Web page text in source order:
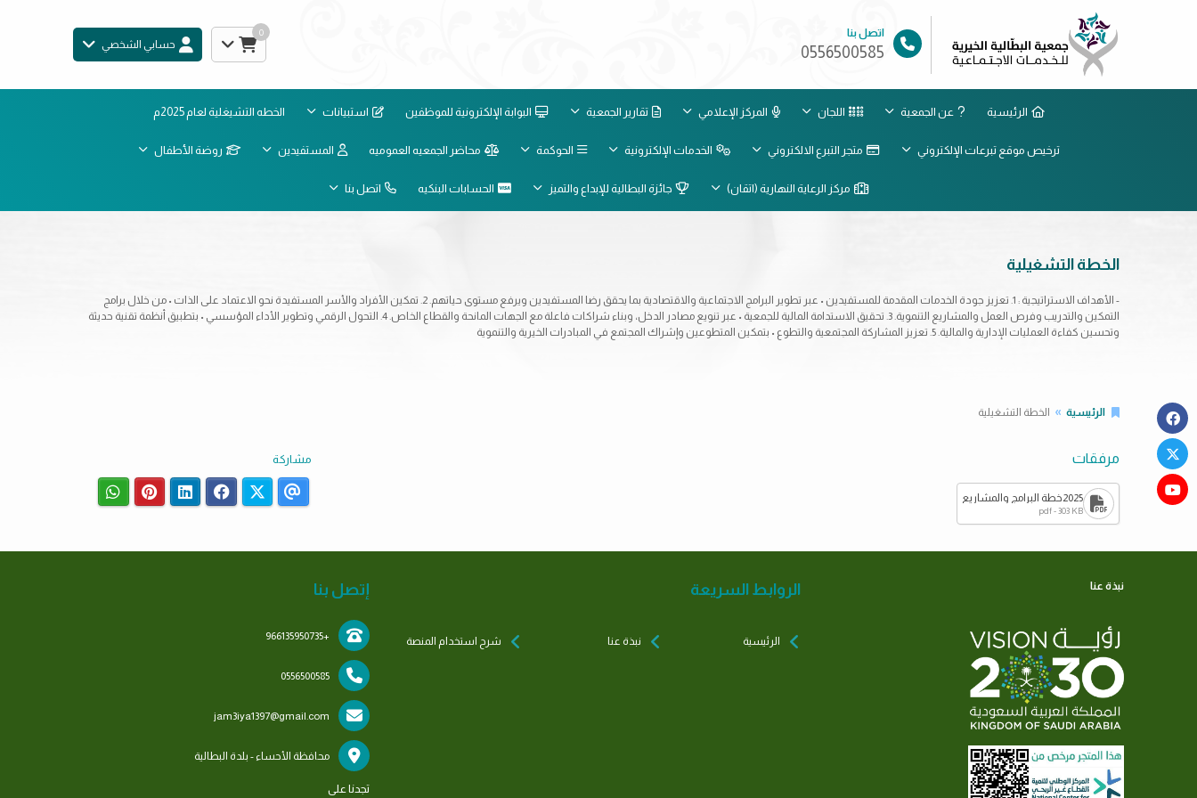
اتصل بنا
0556500585
0
حسابي الشخصي
الرئيسية عن الجمعية اللجان المركز الإعلامي تقارير الجمعية البوابة الإلكترونية للموظفين استبيانات الخطه التشيغلية لعام 2025م
ترخيص موقع تبرعات الإلكتروني متجر التبرع الالكتروني الخدمات الإلكترونية الحوكمة محاضر الجمعيه العموميه المستفيدين روضة الأطفال
مركز الرعاية النهارية (اتقان) جائزة البطالية للإبداع والتميز الحسابات البنكيه اتصل بنا
الخطة التشغيلية
- الأهداف الاستراتيجية : 1. تعزيز جودة الخدمات المقدمة للمستفيدين • عبر تطوير البرامج الاجتماعية والاقتصادية بما يحقق رضا المستفيدين ويرفع مستوى حياتهم. 2. تمكين الأفراد والأسر المستفيدة نحو الاعتماد على الذات • من خلال برامج
التمكين والتدريب وفرص العمل والمشاريع التنموية. 3. تحقيق الاستدامة المالية للجمعية • عبر تنويع مصادر الدخل، وبناء شراكات فاعلة مع الجهات المانحة والقطاع الخاص. 4. التحول الرقمي وتطوير الأداء المؤسسي • بتطبيق أنظمة تقنية حديثة
وتحسين كفاءة العمليات الإدارية والمالية. 5. تعزيز المشاركة المجتمعية والتطوع • بتمكين المتطوعين وإشراك المجتمع في المبادرات الخيرية والتنموية
الرئيسية الخطة التشغيلية
مرفقات
2025خطة البرامج والمشاريع
pdf - 303 KB
مشاركة
نبذة عنا الروابط السريعة
الرئيسية نبذة عنا شرح استخدام المنصة
إتصل بنا
+966135950735
0556500585
jam3iya1397@gmail.com
محافظة الأحساء - بلدة البطالية
تجدنا على